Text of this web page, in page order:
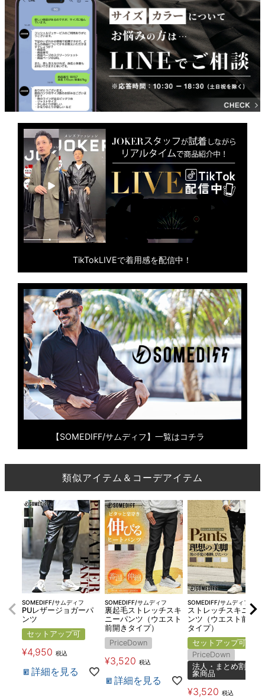
TikTokLIVEで着用感を配信中！
【SOMEDIFF/サムディフ】一覧はコチラ
類似アイテム＆コーデアイテム
SOMEDIFF/サムディフ
PUレザージョガーパ
ンツ
セットアップ可
¥4,950 税込
詳細を見る
SOMEDIFF/サムディフ
裏起毛ストレッチスキ
ニーパンツ（ウエスト
前開きタイプ）
PriceDown
¥3,520 税込
詳細を見る
SOMEDIFF/サムディフ
ストレッチスキニーパ
ンツ（ウエスト前開き
タイプ）
セットアップ可
PriceDown
法人・まとめ割対
象商品
¥3,520 税込